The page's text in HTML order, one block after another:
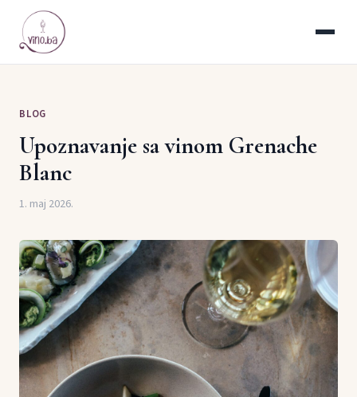
BLOG
Upoznavanje sa vinom Grenache
Blanc
1. maj 2026.